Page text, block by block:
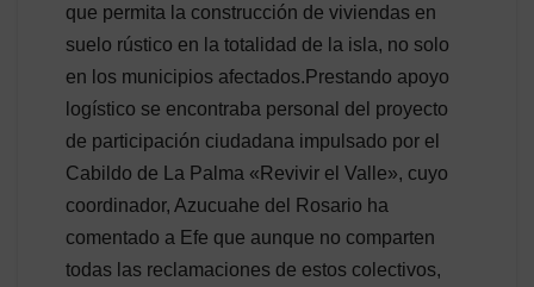
que permita la construcción de viviendas en
suelo rústico en la totalidad de la isla, no solo
en los municipios afectados.Prestando apoyo
logístico se encontraba personal del proyecto
de participación ciudadana impulsado por el
Cabildo de La Palma «Revivir el Valle», cuyo
coordinador, Azucuahe del Rosario ha
comentado a Efe que aunque no comparten
todas las reclamaciones de estos colectivos,